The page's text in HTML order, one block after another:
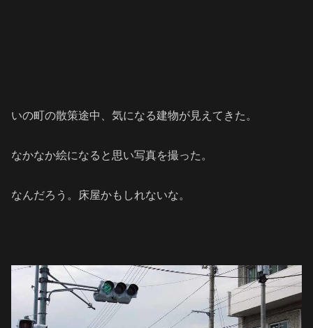
いの町の散策途中、気になる建物が見えてきた。
なかなか絵になると思い写真を撮った。
なんだろう。床屋かもしれないな。